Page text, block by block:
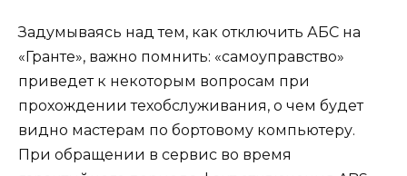
Задумываясь над тем, как отключить АБС на
«Гранте», важно помнить: «самоуправство»
приведет к некоторым вопросам при
прохождении техобслуживания, о чем будет
видно мастерам по бортовому компьютеру.
При обращении в сервис во время